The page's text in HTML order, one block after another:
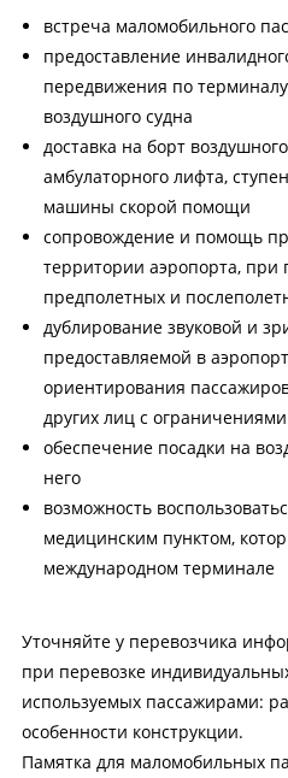
встреча маломобильного
предоставление
передвижения по
воздушного судна
доставка на борт
амбулаторного лифта,
машины скорой помощи
сопровождение и помощь
территории аэропорта, при
предполетных и
дублирование звуковой и
предоставляемой в
ориентирования
других лиц с
обеспечение посадки на
него
возможность
медицинским пунктом,
международном терминале
Уточняйте у перевозчика
при перевозке
используемых пассажирами:
особенности конструкции.
Памятка для маломобильных